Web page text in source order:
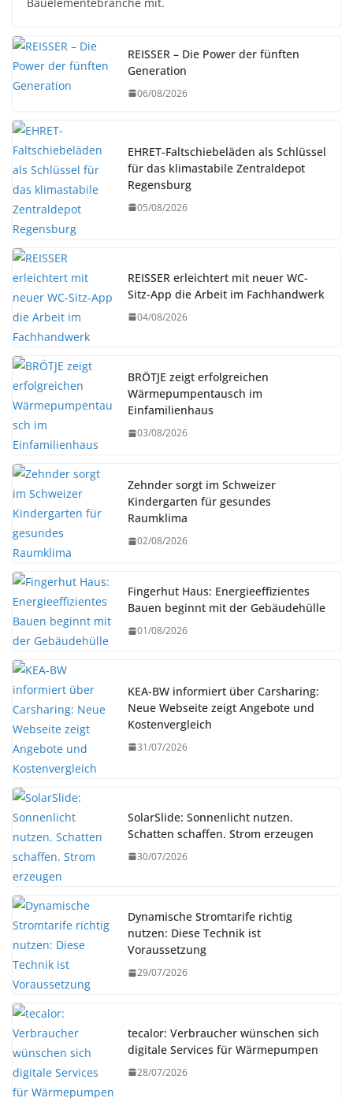
REISSER – Die Power der fünften
Generation
06/08/2026
EHRET-Faltschiebeläden als Schlüssel
für das klimastabile Zentraldepot
Regensburg
05/08/2026
REISSER erleichtert mit neuer WC-
Sitz-App die Arbeit im Fachhandwerk
04/08/2026
BRÖTJE zeigt erfolgreichen
Wärmepumpentausch im
Einfamilienhaus
03/08/2026
Zehnder sorgt im Schweizer
Kindergarten für gesundes
Raumklima
02/08/2026
Fingerhut Haus: Energieeffizientes
Bauen beginnt mit der Gebäudehülle
01/08/2026
KEA-BW informiert über Carsharing:
Neue Webseite zeigt Angebote und
Kostenvergleich
31/07/2026
SolarSlide: Sonnenlicht nutzen.
Schatten schaffen. Strom erzeugen
30/07/2026
Dynamische Stromtarife richtig
nutzen: Diese Technik ist
Voraussetzung
29/07/2026
tecalor: Verbraucher wünschen sich
digitale Services für Wärmepumpen
28/07/2026